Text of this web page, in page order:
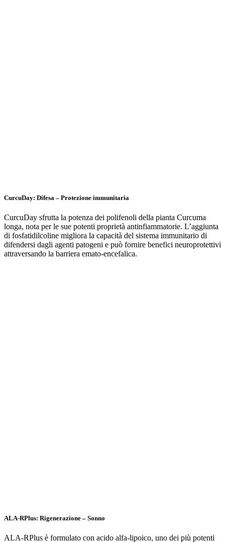
CurcuDay: Difesa – Protezione immunitaria
CurcuDay sfrutta la potenza dei polifenoli della pianta Curcuma
longa, nota per le sue potenti proprietà antinfiammatorie. L’aggiunta
di fosfatidilcoline migliora la capacità del sistema immunitario di
difendersi dagli agenti patogeni e può fornire benefici neuroprotettivi
attraversando la barriera emato-encefalica.
ALA-RPlus: Rigenerazione – Sonno
ALA-RPlus è formulato con acido alfa-lipoico, uno dei più potenti